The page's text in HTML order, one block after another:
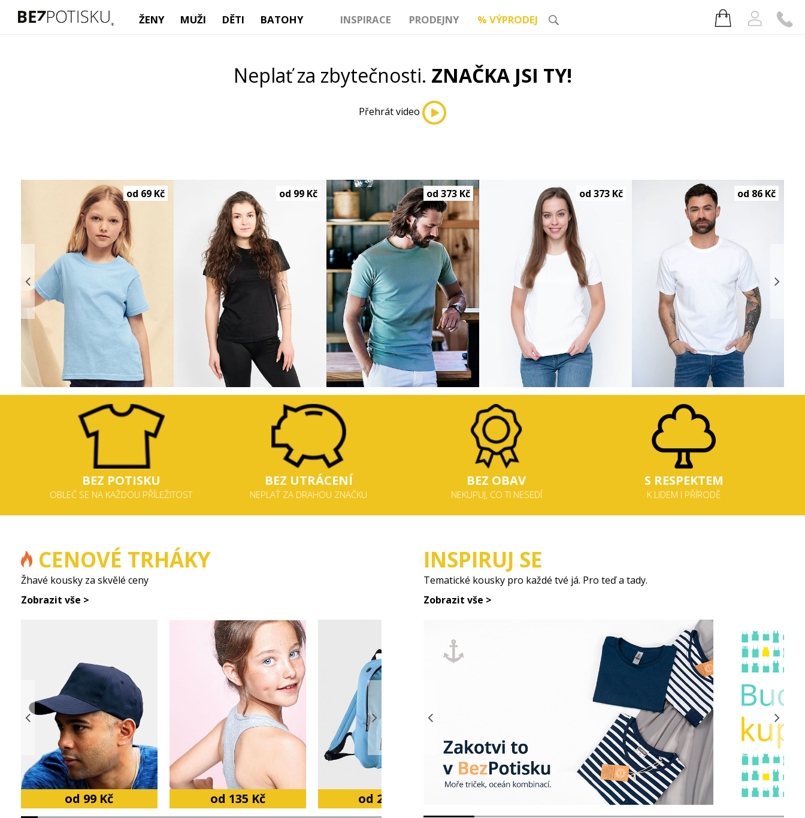
ŽENY MUŽI DĚTI BATOHY INSPIRACE PRODEJNY % VÝPRODEJ
Neplať za zbytečnosti. ZNAČKA JSI TY!
Přehrát video
od 69 Kč od 99 Kč od 373 Kč od 373 Kč od 86 Kč
BEZ POTISKU
OBLEČ SE NA KAŽDOU PŘÍLEŽITOST
BEZ UTRÁCENÍ
NEPLAŤ ZA DRAHOU ZNAČKU
BEZ OBAV
NEKUPUJ, CO TI NESEDÍ
S RESPEKTEM
K LIDEM I PŘÍRODĚ
CENOVÉ TRHÁKY
Žhavé kousky za skvělé ceny
Zobrazit vše >
od 99 Kč od 135 Kč od 247 Kč od 276 Kč
INSPIRUJ SE
Tematické kousky pro každé tvé já. Pro teď a tady.
Zobrazit vše >